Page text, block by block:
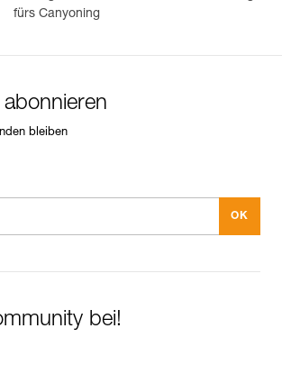
fürs Canyoning
bleiben
bei!